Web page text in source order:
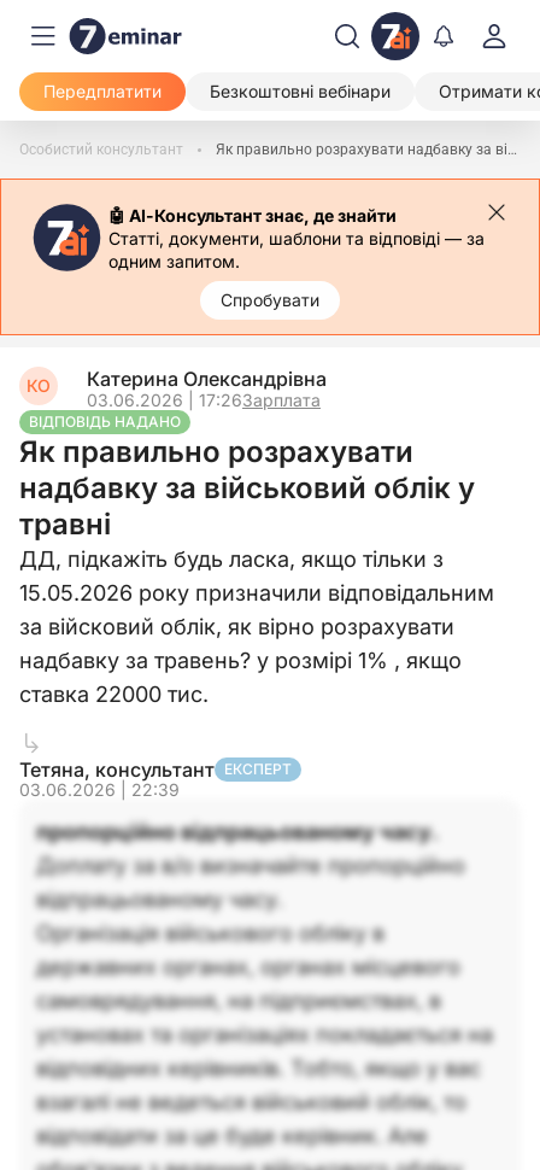
Передплатити Безкоштовні вебінари Отримати
Особистий консультант Як правильно розрахувати надбавку за військовий облік у травні
🤖 АІ-Консультант знає, де знайти
Статті, документи, шаблони та відповіді — за
одним запитом.
Спробувати
КО Катерина Олександрівна
03.06.2026 | 17:26Зарплата
ВІДПОВІДЬ НАДАНО
Як правильно розрахувати
надбавку за військовий облік у
травні
ДД, підкажіть будь ласка, якщо тільки з
15.05.2026 року призначили відповідальним
за війсковий облік, як вірно розрахувати
надбавку за травень? у розмірі 1% , якщо
ставка 22000 тис.
Тетяна, консультант ЕКСПЕРТ
03.06.2026 | 22:39
пропорційно відпрацьованому часу.
Доплату за в/о визначайте пропорційно
відпрацьованому часу.
Організація військового обліку в
державних органах, органах місцевого
самоврядування, на підприємствах, в
установах та організаціях покладається на
відповідних керівників. Тобто, якщо у вас
взагалі не ведеться військовий облік, то
відповідати за це буде керівник. Але